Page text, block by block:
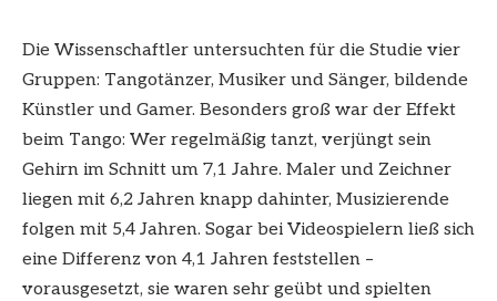
Die Wissenschaftler untersuchten für die Studie vier
Gruppen: Tangotänzer, Musiker und Sänger, bildende
Künstler und Gamer. Besonders groß war der Effekt
beim Tango: Wer regelmäßig tanzt, verjüngt sein
Gehirn im Schnitt um 7,1 Jahre. Maler und Zeichner
liegen mit 6,2 Jahren knapp dahinter, Musizierende
folgen mit 5,4 Jahren. Sogar bei Videospielern ließ sich
eine Differenz von 4,1 Jahren feststellen –
vorausgesetzt, sie waren sehr geübt und spielten